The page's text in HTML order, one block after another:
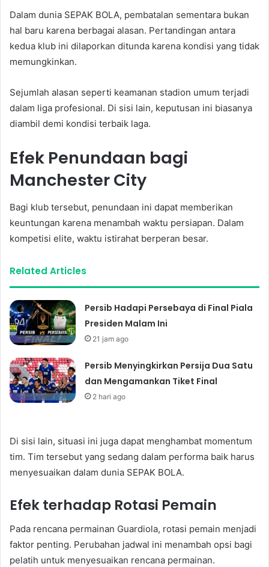
Dalam dunia SEPAK BOLA, pembatalan sementara bukan
hal baru karena berbagai alasan. Pertandingan antara
kedua klub ini dilaporkan ditunda karena kondisi yang tidak
memungkinkan.
Sejumlah alasan seperti keamanan stadion umum terjadi
dalam liga profesional. Di sisi lain, keputusan ini biasanya
diambil demi kondisi terbaik laga.
Efek Penundaan bagi
Manchester City
Bagi klub tersebut, penundaan ini dapat memberikan
keuntungan karena menambah waktu persiapan. Dalam
kompetisi elite, waktu istirahat berperan besar.
Related Articles
Persib Hadapi Persebaya di Final Piala
Presiden Malam Ini
21 jam ago
Persib Menyingkirkan Persija Dua Satu
dan Mengamankan Tiket Final
2 hari ago
Di sisi lain, situasi ini juga dapat menghambat momentum
tim. Tim tersebut yang sedang dalam performa baik harus
menyesuaikan dalam dunia SEPAK BOLA.
Efek terhadap Rotasi Pemain
Pada rencana permainan Guardiola, rotasi pemain menjadi
faktor penting. Perubahan jadwal ini menambah opsi bagi
pelatih untuk menyesuaikan rencana permainan.